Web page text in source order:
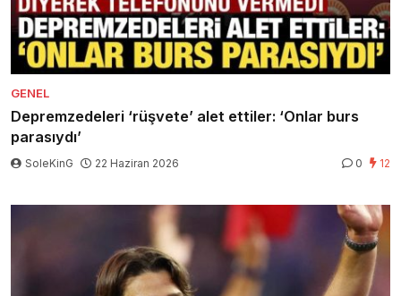
GENEL
Depremzedeleri ‘rüşvete’ alet ettiler: ‘Onlar burs
parasıydı’
SoleKinG 22 Haziran 2026 0 12